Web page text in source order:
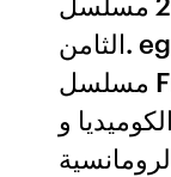
الثامن. egybest ايجي بست الحلقة 22
مسلسل Friends الموسم الثامن
و